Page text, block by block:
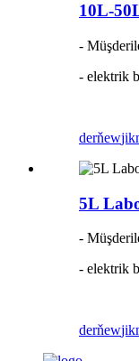
10L-
-
- elektrik
derňew
5L
-
- elektrik
derňew